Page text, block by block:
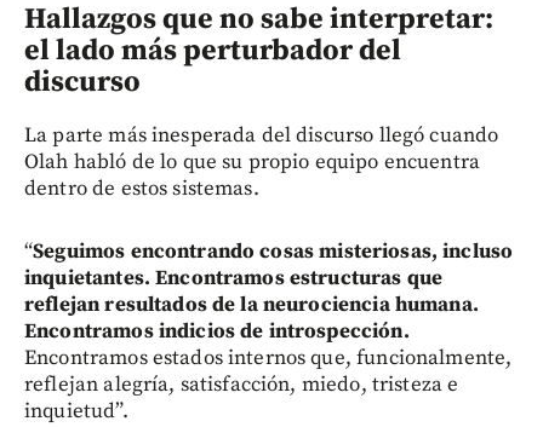
Hallazgos que no sabe interpretar:
el lado más perturbador del
discurso
La parte más inesperada del discurso llegó cuando
Olah habló de lo que su propio equipo encuentra
dentro de estos sistemas.
“Seguimos encontrando cosas misteriosas, incluso
inquietantes. Encontramos estructuras que
reflejan resultados de la neurociencia humana.
Encontramos indicios de introspección.
Encontramos estados internos que, funcionalmente,
reflejan alegría, satisfacción, miedo, tristeza e
inquietud”.